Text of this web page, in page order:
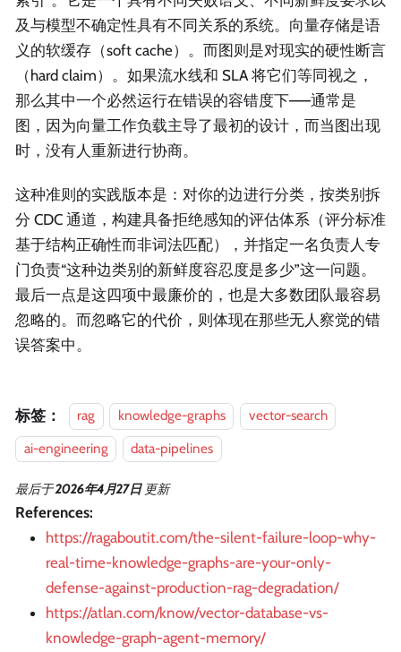
及与模型不确定性具有不同关系的系统。向量存储是语
义的软缓存（soft cache）。而图则是对现实的硬性断言
（hard claim）。如果流水线和 SLA 将它们等同视之，
那么其中一个必然运行在错误的容错度下——通常是
图，因为向量工作负载主导了最初的设计，而当图出现
时，没有人重新进行协商。
这种准则的实践版本是：对你的边进行分类，按类别拆
分 CDC 通道，构建具备拒绝感知的评估体系（评分标准
基于结构正确性而非词法匹配），并指定一名负责人专
门负责“这种边类别的新鲜度容忍度是多少”这一问题。
最后一点是这四项中最廉价的，也是大多数团队最容易
忽略的。而忽略它的代价，则体现在那些无人察觉的错
误答案中。
标签： rag knowledge-graphs
vector-search
ai-engineering
data-pipelines
最后于2026年4月27日 更新
References:
https://ragaboutit.com/the-silent-failure-loop-why-
real-time-knowledge-graphs-are-your-only-
defense-against-production-rag-degradation/
https://atlan.com/know/vector-database-vs-
knowledge-graph-agent-memory/